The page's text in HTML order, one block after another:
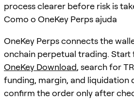
process clearer before risk is
Como o OneKey Perps ajuda
OneKey Perps connects the
onchain perpetual trading. Start
OneKey Download, search for
funding, margin, and liquidation
confirm the order only after